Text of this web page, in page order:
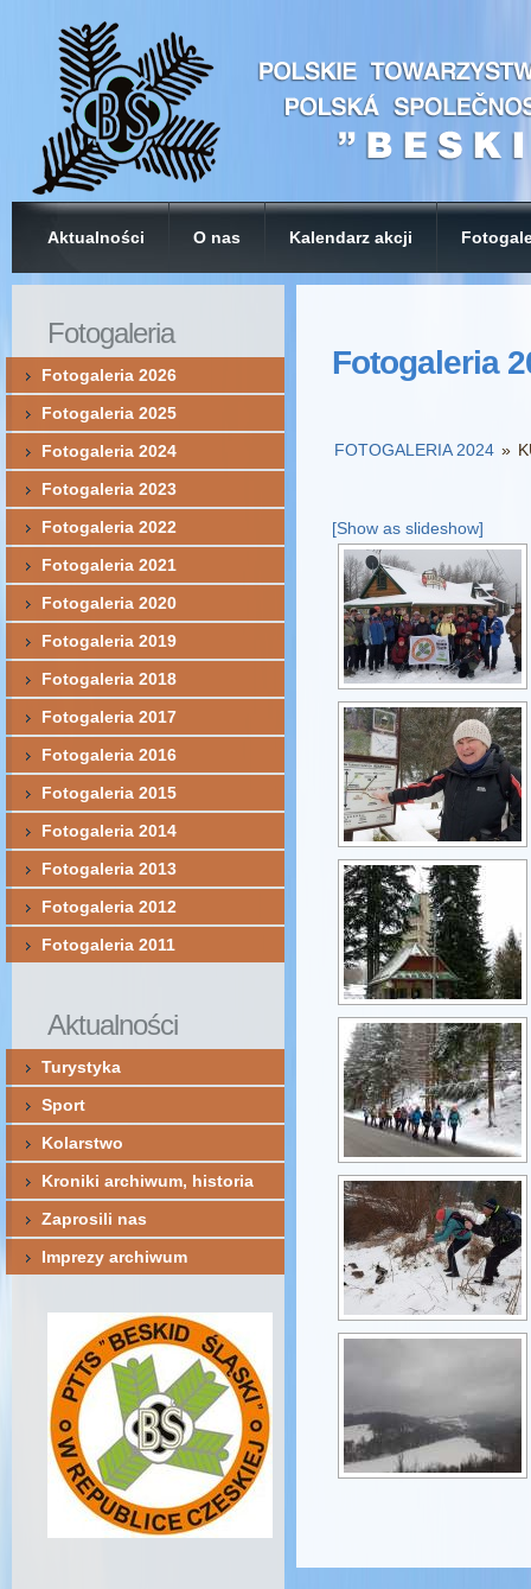
Aktualności O nas Kalendarz akcji
Fotogaleria
FOTOGALERIA 2024 »
[Show as slideshow]
Fotogaleria
Fotogaleria 2026
Fotogaleria 2025
Fotogaleria 2024
Fotogaleria 2023
Fotogaleria 2022
Fotogaleria 2021
Fotogaleria 2020
Fotogaleria 2019
Fotogaleria 2018
Fotogaleria 2017
Fotogaleria 2016
Fotogaleria 2015
Fotogaleria 2014
Fotogaleria 2013
Fotogaleria 2012
Fotogaleria 2011
Aktualności
Turystyka
Sport
Kolarstwo
Kroniki archiwum, historia
Zaprosili nas
Imprezy archiwum